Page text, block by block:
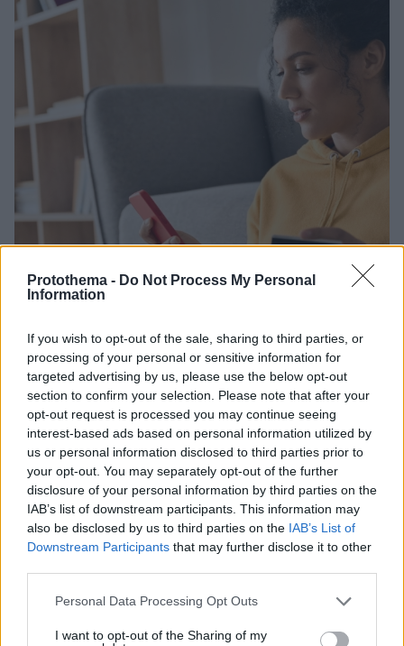
Protothema - Do Not Process My Personal
Information
If you wish to opt-out of the sale, sharing to third parties, or
processing of your personal or sensitive information for
targeted advertising by us, please use the below opt-out
section to confirm your selection. Please note that after your
opt-out request is processed you may continue seeing
interest-based ads based on personal information utilized by
us or personal information disclosed to third parties prior to
your opt-out. You may separately opt-out of the further
disclosure of your personal information by third parties on the
IAB’s list of downstream participants. This information may
also be disclosed by us to third parties on the IAB’s List of
Downstream Participants that may further disclose it to other
Please note that this website/app uses one or more Google
not limited to your visit or usage behaviour. You may click to
Personal Data Processing Opt Outs
I want to opt-out of the Sharing of my
Αύξηση εσόδων για πάνω από τα μισά ελληνικά e-shop
μόδας το 2022, σύμφωνα με έρευνα
Ο πληθωρισμός αποτέλεσε την περασμένη χρονιά
κορυφαία πρόκληση για τα ηλεκτρονικά καταστήματα
μόδας
30.01.2023, 17:14